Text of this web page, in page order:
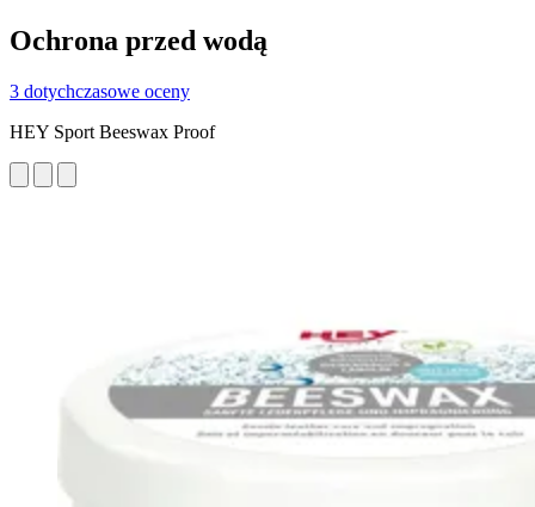
Ochrona przed wodą
3 dotychczasowe oceny
HEY Sport Beeswax Proof